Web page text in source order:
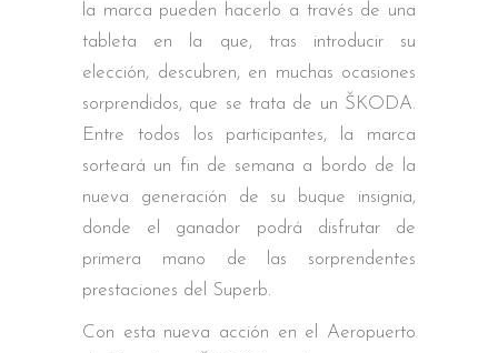
la marca pueden hacerlo a través de una
tableta en la que, tras introducir su
elección, descubren, en muchas ocasiones
sorprendidos, que se trata de un ŠKODA.
Entre todos los participantes, la marca
sorteará un fin de semana a bordo de la
nueva generación de su buque insignia,
donde el ganador podrá disfrutar de
primera mano de las sorprendentes
prestaciones del Superb.
Con esta nueva acción en el Aeropuerto